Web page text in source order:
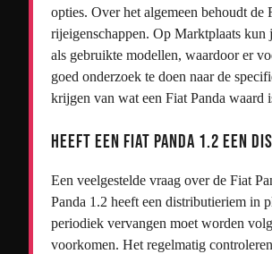
opties. Over het algemeen behoudt
rijeigenschappen. Op Marktplaats kun
als gebruikte modellen, waardoor er
goed onderzoek te doen naar de
krijgen van wat een Fiat Panda waard
Heeft een Fiat Panda 1.2 een
Een veelgestelde vraag over de Fiat
Panda 1.2 heeft een distributieriem in
periodiek vervangen moet worden
voorkomen. Het regelmatig